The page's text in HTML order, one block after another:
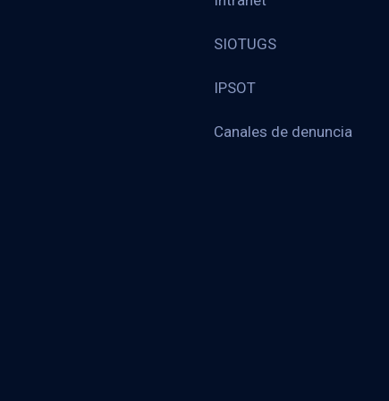
SIOTUGS
IPSOT
Canales de denuncia